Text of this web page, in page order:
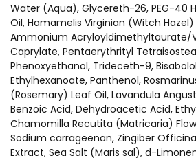
Water (Aqua), Glycereth-26, PEG-40
Oil, Hamamelis Virginian (Witch
Ammonium Acryloyldimethyltaurate/
Caprylate, Pentaerythrityl
Phenoxyethanol, Trideceth-9,
Ethylhexanoate, Panthenol,
(Rosemary) Leaf Oil, Lavandula
Benzoic Acid, Dehydroacetic Acid,
Chamomilla Recutita (Matricaria)
Sodium carrageenan, Zingiber
Extract, Sea Salt (Maris sal), d-